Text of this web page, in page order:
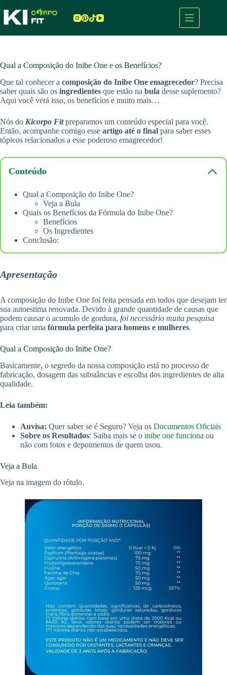
para
Qual a Composição do Inibe One e os Benefícios?
Que tal conhecer a composição do Inibe One emagrecedor? Precisa
saber quais são os ingredientes que estão na bula desse suplemento?
Aqui você verá isso, os benefícios e muito mais…
Nós do Kicorpo Fitpreparamos um conteúdo especial para você.
Então, acompanhe comigo esse artigo até o final para saber esses
tópicos relacionados a esse poderoso emagrecedor!
Conteúdo
Qual a Composição do Inibe One?
Veja a Bula
Quais os Benefícios da Fórmula do Inibe One?
Benefícios
Os Ingredientes
Conclusão:
Apresentação
A composição do Inibe One foi feita pensada em todos que desejam ter
sua autoestima renovada. Devido à grande quantidade de causas que
podem causar o acumulo de gordura, foi necessário muita pesquisa
para criar uma fórmula perfeita para homens e mulheres.
Qual a Composição do Inibe One?
Basicamente, o segredo da nossa composição está no processo de
fabricação, dosagem das substâncias e escolha dos ingredientes de alta
qualidade.
Leia também:
Anvisa: Quer saber se é Seguro? Veja os Documentos Oficiais
Sobre os Resultados: Saiba mais se o inibe one funciona ou
não com fotos e depoimentos de quem usou.
Veja a Bula
Veja na imagem do rótulo.